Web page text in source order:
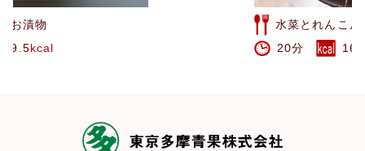
水菜とれんこんのオイルサラダ